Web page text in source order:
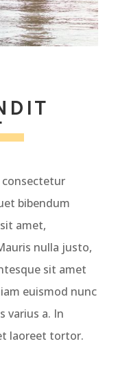
bibendum
amet,
nulla justo,
sit amet
euismod nunc
varius a. In
laoreet tortor.